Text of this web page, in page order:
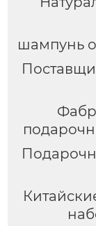
ПВХ,
шампунь